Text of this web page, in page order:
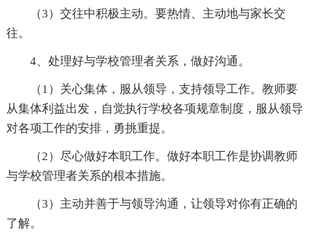
（3）交往中积极主动。要热情、主动地与家长交
往。
4、处理好与学校管理者关系，做好沟通。
（1）关心集体，服从领导，支持领导工作。教师要
从集体利益出发，自觉执行学校各项规章制度，服从领导
对各项工作的安排，勇挑重提。
（2）尽心做好本职工作。做好本职工作是协调教师
与学校管理者关系的根本措施。
（3）主动并善于与领导沟通，让领导对你有正确的
了解。